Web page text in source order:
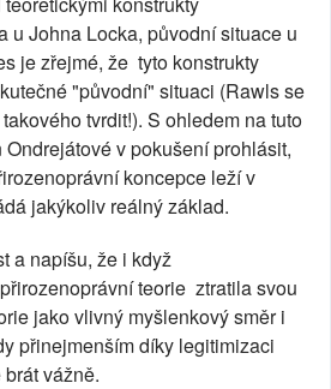
u Johna Locka, původní situace u
je zřejmé, že tyto konstrukty
"původní" situaci (Rawls se
tvrdit!). S ohledem na tuto
v pokušení prohlásit,
koncepce leží v
jakýkoliv reálný základ.
a napíšu, že i když
teorie ztratila svou
jako vlivný myšlenkový směr i
přinejmenším díky legitimizaci
vážně.